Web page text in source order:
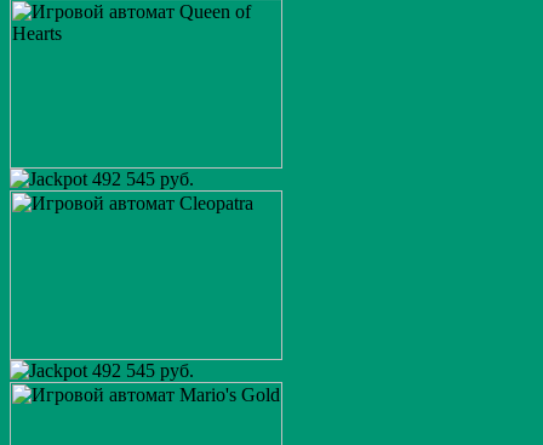
492 545 руб.
492 545 руб.